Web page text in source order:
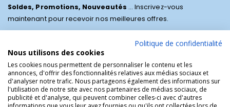
Soldes, Promotions, Nouveautés ... Inscrivez-vous
maintenant pour recevoir nos meilleures offres.
Politique de confidentialité
Nous utilisons des cookies
Les cookies nous permettent de personnaliser le contenu et les
annonces, d'offrir des fonctionnalités relatives aux médias sociaux et
d'analyser notre trafic. Nous partageons également des informations sur
l'utilisation de notre site avec nos partenaires de médias sociaux, de
publicité et d'analyse, qui peuvent combiner celles-ci avec d'autres